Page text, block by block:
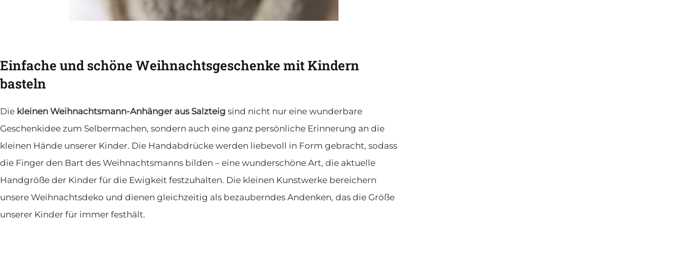
Einfache und schöne Weihnachtsgeschenke mit Kindern
basteln
Die kleinen Weihnachtsmann-Anhänger aus Salzteig sind nicht nur eine wunderbare
Geschenkidee zum Selbermachen, sondern auch eine ganz persönliche Erinnerung an die
kleinen Hände unserer Kinder. Die Handabdrücke werden liebevoll in Form gebracht, sodass
die Finger den Bart des Weihnachtsmanns bilden – eine wunderschöne Art, die aktuelle
Handgröße der Kinder für die Ewigkeit festzuhalten. Die kleinen Kunstwerke bereichern
unsere Weihnachtsdeko und dienen gleichzeitig als bezauberndes Andenken, das die Größe
unserer Kinder für immer festhält.